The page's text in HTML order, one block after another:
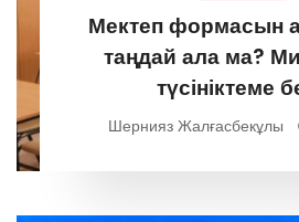
Мектеп формасын
таңдай ала ма?
түсініктеме
Шернияз Жалғасбекұлы